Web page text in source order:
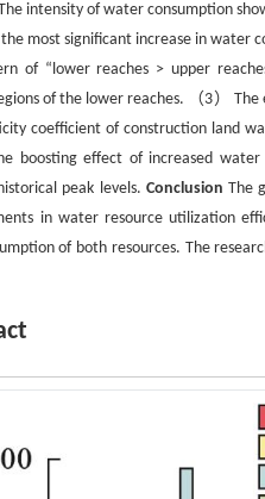
intensity of water consumption
most significant increase in water
of “lower reaches > upper
of the lower reaches. （3）
coefficient of construction land
boosting effect of increased
peak levels. Conclusion The
in water resource utilization
of both resources. The